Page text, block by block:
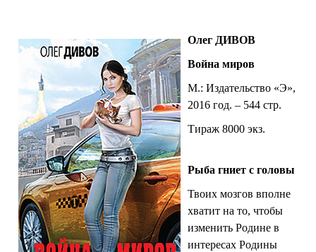
Олег ДИВОВ
Война миров
М.: Издательство «Э»,
2016 год. – 544 стр.
Тираж 8000 экз.
Рыба гниет с головы
Твоих мозгов вполне
хватит на то, чтобы
изменить Родине в
интересах Родины